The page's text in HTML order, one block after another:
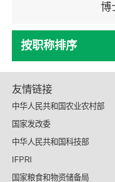
博
按职称排序
友情链接
中华人民共和国农业农村部
国家发改委
中华人民共和国科技部
IFPRI
国家粮食和物资储备局